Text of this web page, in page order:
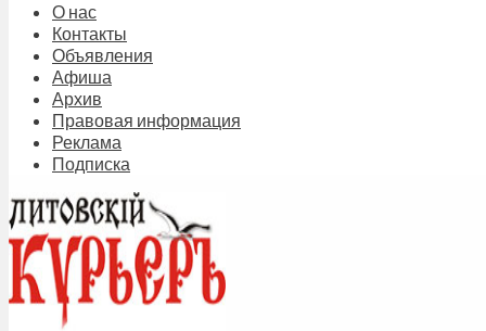
О нас
Контакты
Объявления
Афиша
Архив
Правовая информация
Реклама
Подписка